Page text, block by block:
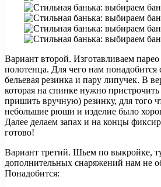
Вариант второй. Изготавливаем
полотенца. Для чего нам понадобится
бельевая резинка и пару липучек. В
которая на спинке нужно
пришить вручную) резинку, для того
небольшие рюши и изделие было
Далее делаем запах и на концы
готово!
Вариант третий. Шьем по выкройке,
дополнительных снаряжений нам не
Понадобится: